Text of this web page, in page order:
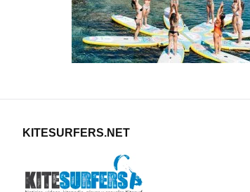
KITESURFERS.NET